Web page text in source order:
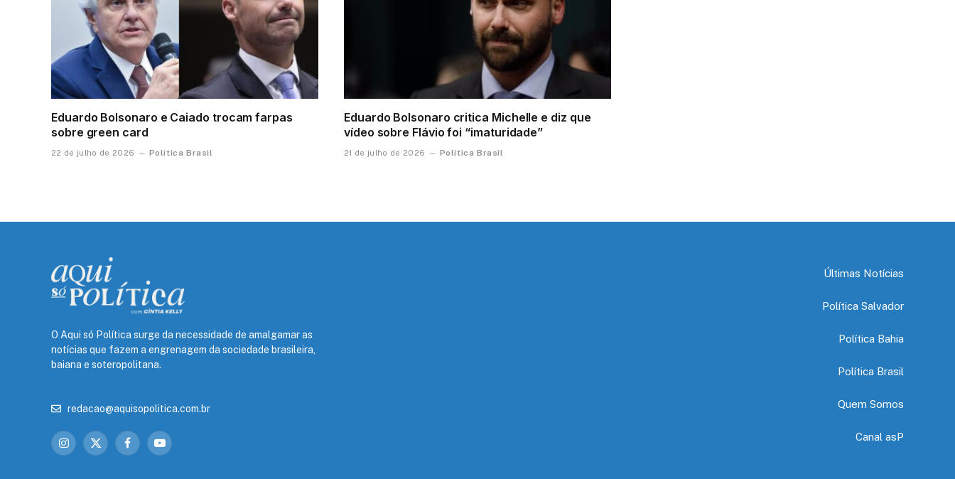
Eduardo Bolsonaro e Caiado trocam farpas
sobre green card
22 de julho de 2026 Política Brasil
Eduardo Bolsonaro critica Michelle e diz que
vídeo sobre Flávio foi “imaturidade”
21 de julho de 2026 Política Brasil
O Aqui só Política surge da necessidade de amalgamar as
notícias que fazem a engrenagem da sociedade brasileira,
baiana e soteropolitana.
redacao@aquisopolitica.com.br
Instagram
X
FacebookYouTube
Últimas Notícias
Política Salvador
Política Bahia
Política Brasil
Quem Somos
Canal asP